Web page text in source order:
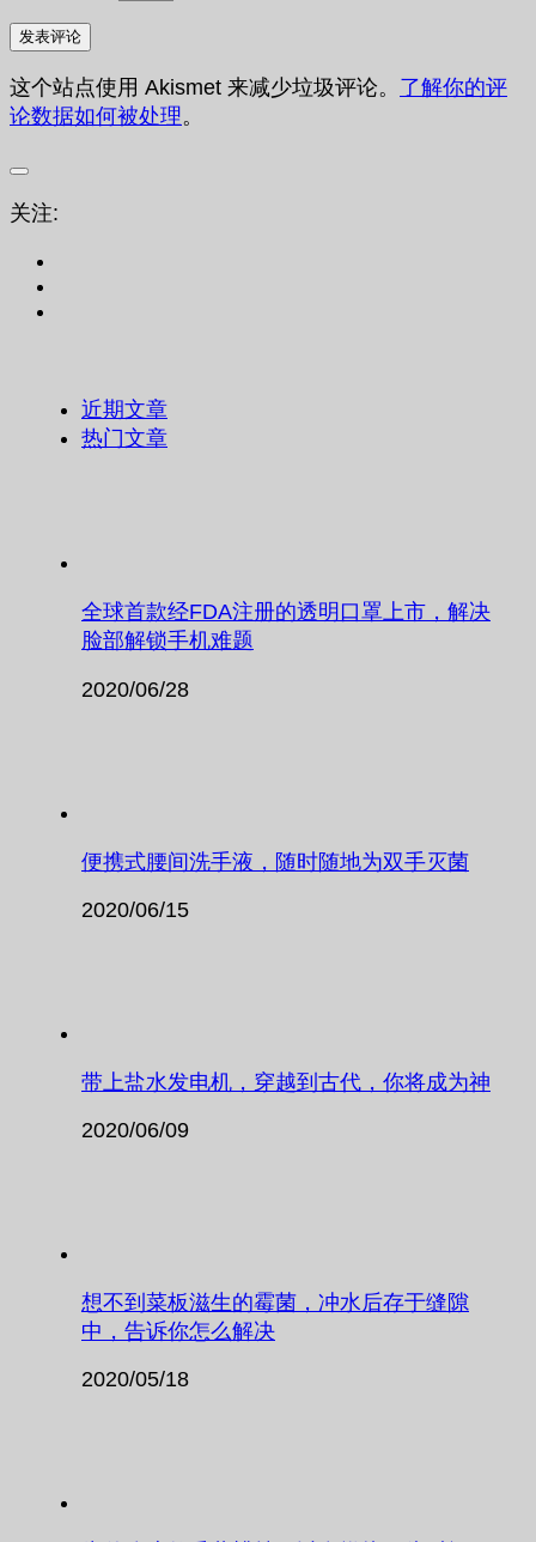
这个站点使用 Akismet 来减少垃圾评论。 了解你的评
论数据如何被处理。
关注:
近期文章
热门文章
全球首款经FDA注册的透明口罩上市，解决
脸部解锁手机难题
2020/06/28
便携式腰间洗手液，随时随地为双手灭菌
2020/06/15
带上盐水发电机，穿越到古代，你将成为神
2020/06/09
想不到菜板滋生的霉菌，冲水后存于缝隙
中，告诉你怎么解决
2020/05/18